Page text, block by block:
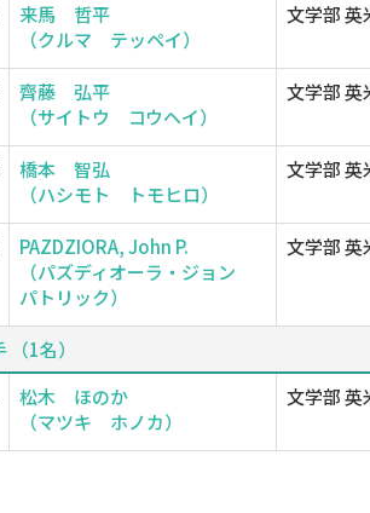
来馬 哲平
（クルマ テッペイ）
文学部 英
齊藤 弘平
（サイトウ コウヘイ）
文学部 英
橋本 智弘
（ハシモト トモヒロ）
文学部 英
PAZDZIORA, John P.
（パズディオーラ・ジョン
パトリック）
文学部 英
（1名）
松木 ほのか
（マツキ ホノカ）
文学部 英